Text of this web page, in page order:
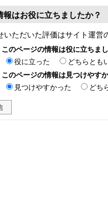
報はお役に立ちましたか？
いただいた評価はサイト運営
のページの情報は役に立ちま
役に立った どちらとも
のページの情報は見つけやす
見つけやすかった どち